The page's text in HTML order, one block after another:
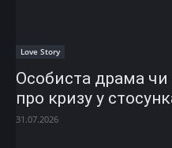
Love Story
Особиста драма чи
про кризу у
31.07.2026